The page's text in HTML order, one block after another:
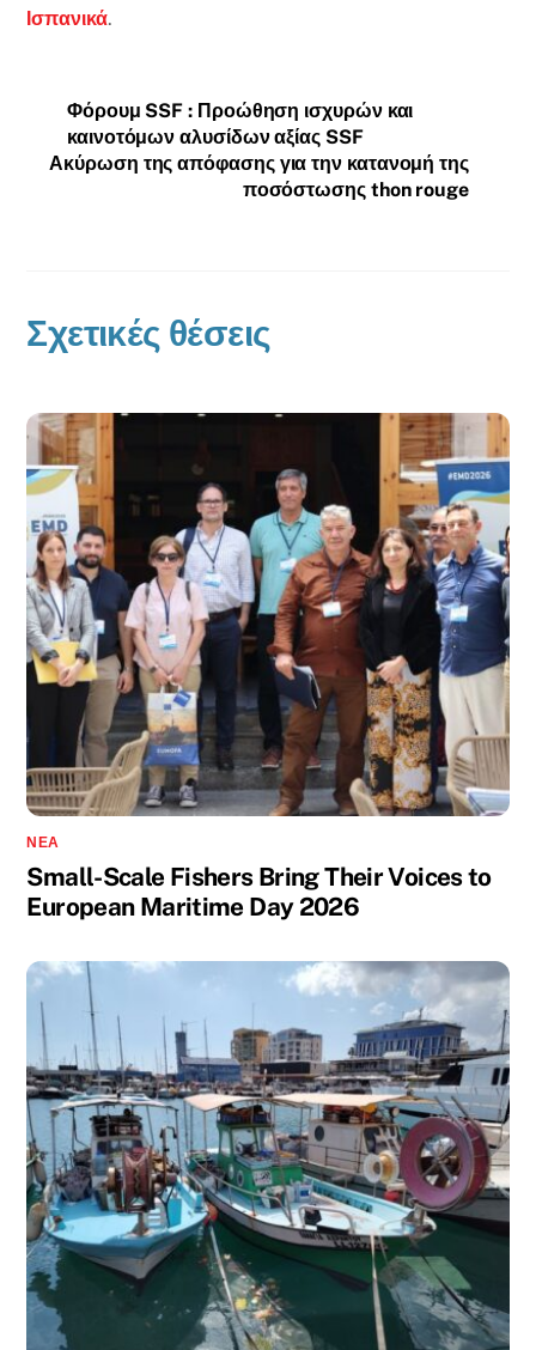
Ισπανικά.
Φόρουμ SSF : Προώθηση ισχυρών και
καινοτόμων αλυσίδων αξίας SSF
Ακύρωση της απόφασης για την κατανομή της
ποσόστωσης thon rouge
Σχετικές θέσεις
ΝΈΑ
Small-Scale Fishers Bring Their Voices to
European Maritime Day 2026